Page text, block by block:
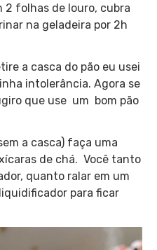
folhas de louro, cubra
na geladeira por 2h
a casca do pão eu usei
intolerância. Agora se
que use um bom pão
a casca) faça uma
de chá. Você tanto
quanto ralar em um
para ficar